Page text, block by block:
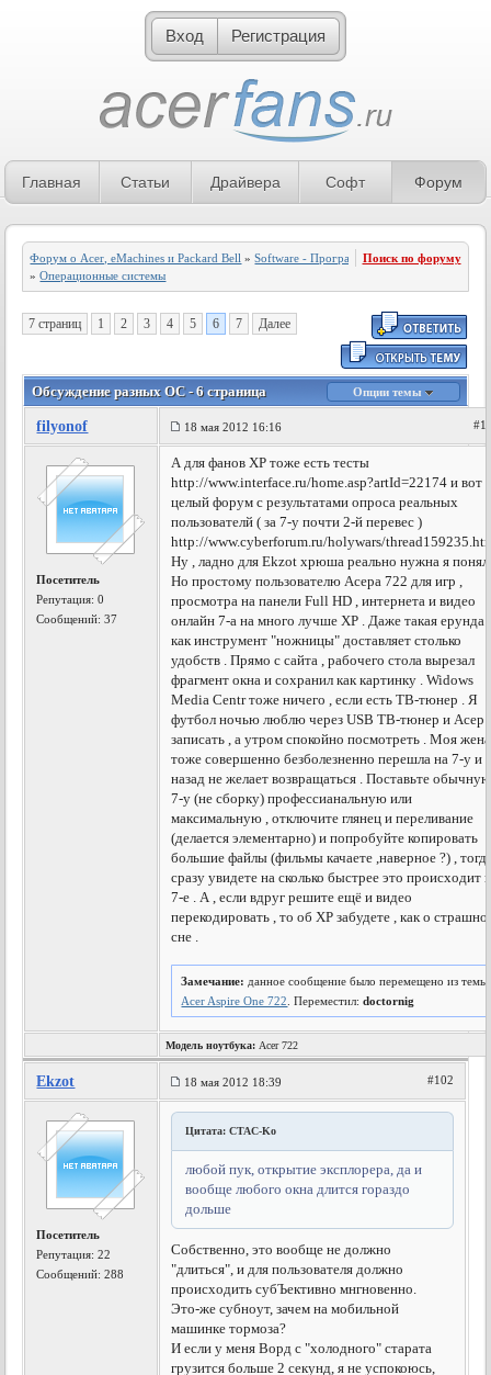
Вход Регистрация
Главная Статьи Драйвера Софт Форум
Форум о Acer, eMachines и Packard Bell »Software - Программное обеспечение
»Операционные системы
Поиск по форуму
7 страниц 1 2 3 4 5 6 7 Далее
Обсуждение разных ОС - 6 страница Опции темы
filyonof 18 мая 2012 16:16
Посетитель
Репутация:0
Сообщений: 37
А для фанов ХР тоже есть тесты
http://www.interface.ru/home.asp?artId=22174 и вот
целый форум с результатами опроса реальных
пользователй ( за 7-у почти 2-й перевес )
http://www.cyberforum.ru/holywars/
Ну , ладно для Ekzot хрюша реально нужна я понял
Но простому пользователю Асера 722 для игр ,
просмотра на панели Full HD , интернета и видео
онлайн 7-а на много лучше ХР . Даже такая ерунда ,
как инструмент "ножницы" доставляет столько
удобств . Прямо с сайта , рабочего стола вырезал
фрагмент окна и сохранил как картинку . Widows
Media Centr тоже ничего , если есть ТВ-тюнер . Я
футбол ночью люблю через USB ТВ-тюнер и Асер
записать , а утром спокойно посмотреть . Моя жена
тоже совершенно безболезненно перешла на 7-у и
назад не желает возвращаться . Поставьте
7-у (не сборку) профессианальную или
максимальную , отключите глянец и переливание
(делается элементарно) и попробуйте копировать
большие файлы (фильмы качаете ,наверное ?) ,
сразу увидете на сколько быстрее это происходит
7-е . А , если вдруг решите ещё и видео
перекодировать , то об ХР забудете , как о
сне .
Замечание: данное сообщение было перемещено из темы
Acer Aspire One 722 . Переместил:doctornig
Модель ноутбука: Acer 722
Ekzot 18 мая 2012 18:39 #102
Посетитель
Репутация:22
Сообщений: 288
Цитата: CTAC-Ko
любой пук, открытие эксплорера, да и
вообще любого окна длится гораздо
дольше
Собственно, это вообще не должно
"длиться", и для пользователя должно
происходить субЪективно мнгновенно.
Это-же субноут, зачем на мобильной
машинке тормоза?
И если у меня Ворд с "холодного" старата
грузится больше 2 секунд, я не успокоюсь,